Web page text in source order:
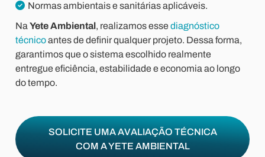
Normas ambientais e sanitárias aplicáveis.
Na Yete Ambiental, realizamos esse diagnóstico
técnicoantes de definir qualquer projeto. Dessa forma,
garantimos que o sistema escolhido realmente
entregue eficiência, estabilidade e economia ao longo
do tempo.
SOLICITE UMA AVALIAÇÃO TÉCNICA
COM A YETE AMBIENTAL